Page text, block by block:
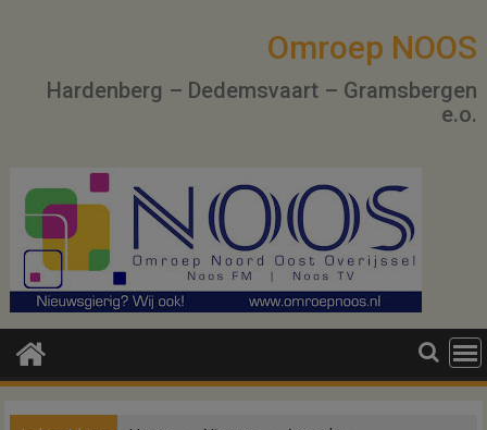
Omroep NOOS
Hardenberg – Dedemsvaart – Gramsbergen
e.o.